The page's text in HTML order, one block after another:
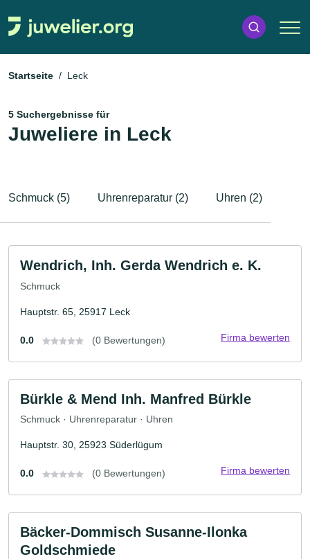
Startseite Leck
5 Suchergebnisse für
Juweliere in Leck
Schmuck (5) Uhrenreparatur (2) Uhren (2)
Wendrich, Inh. Gerda Wendrich e. K.
Schmuck
Hauptstr. 65, 25917 Leck
0.0 (0 Bewertungen) Firma bewerten
Bürkle & Mend Inh. Manfred Bürkle
Schmuck · Uhrenreparatur · Uhren
Hauptstr. 30, 25923 Süderlügum
0.0 (0 Bewertungen) Firma bewerten
Bäcker-Dommisch Susanne-Ilonka
Goldschmiede